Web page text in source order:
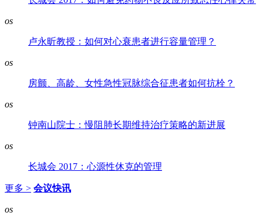
os
卢永昕教授：如何对心衰患者进行容量管理？
os
房颤、高龄、女性急性冠脉综合征患者如何抗栓？
os
钟南山院士：慢阻肺长期维持治疗策略的新进展
os
长城会 2017：心源性休克的管理
更多 > 会议快讯
os